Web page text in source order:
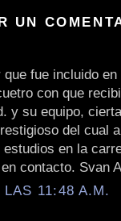
UN
fue incluido
con que
y su equipo,
del cual
en la
contacto. Svan
11:48 A.M.